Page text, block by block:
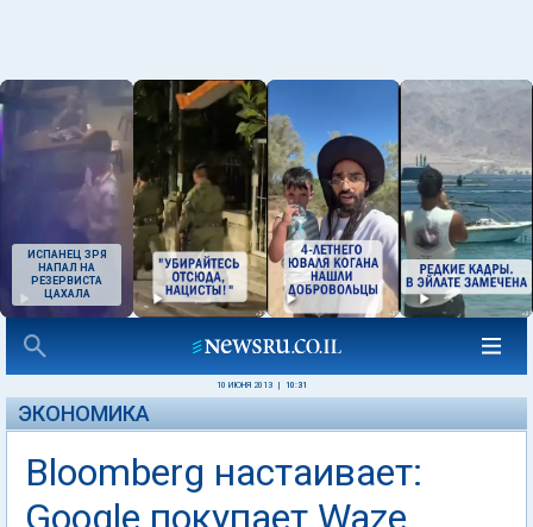
ИСПАНЕЦ ЗРЯ
НАПАЛ НА
РЕЗЕРВИСТА
ЦАХАЛА
10 ИЮНЯ 2013 10:31
ЭКОНОМИКА
Bloomberg настаивает:
Google покупает Waze